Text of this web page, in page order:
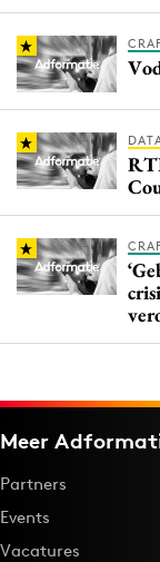
Meer
Partners
Events
Vacatures